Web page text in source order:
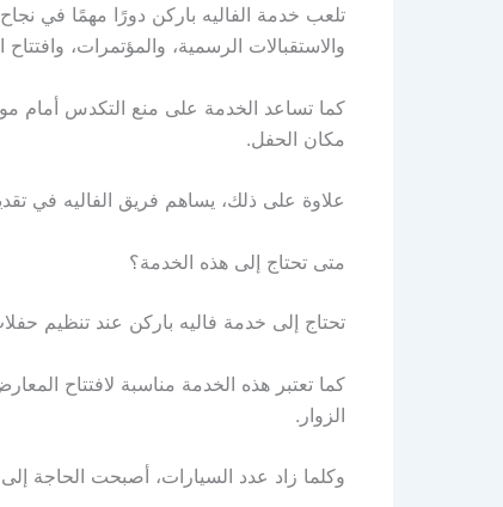
تلعب خدمة الفاليه باركن دورًا مهمًا في
والاستقبالات الرسمية، والمؤتمرات،
كما تساعد الخدمة على منع التكدس أمام
مكان الحفل.
علاوة على ذلك، يساهم فريق الفاليه في
متى تحتاج إلى هذه الخدمة؟
تحتاج إلى خدمة فاليه باركن عند تنظيم
كما تعتبر هذه الخدمة مناسبة لافتتاح
الزوار.
وكلما زاد عدد السيارات، أصبحت الحاجة